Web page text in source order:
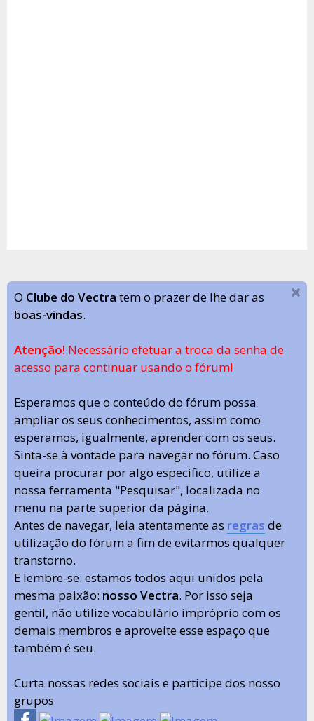
O Clube do Vectra tem o prazer de lhe dar as
boas-vindas.
Atenção! Necessário efetuar a troca da senha de
acesso para continuar usando o fórum!
Esperamos que o conteúdo do fórum possa
ampliar os seus conhecimentos, assim como
esperamos, igualmente, aprender com os seus.
Sinta-se à vontade para navegar no fórum. Caso
queira procurar por algo especifico, utilize a
nossa ferramenta "Pesquisar", localizada no
menu na parte superior da página.
Antes de navegar, leia atentamente as regras de
utilização do fórum a fim de evitarmos qualquer
transtorno.
E lembre-se: estamos todos aqui unidos pela
mesma paixão: nosso Vectra. Por isso seja
gentil, não utilize vocabulário impróprio com os
demais membros e aproveite esse espaço que
também é seu.
Curta nossas redes sociais e participe dos nosso
grupos